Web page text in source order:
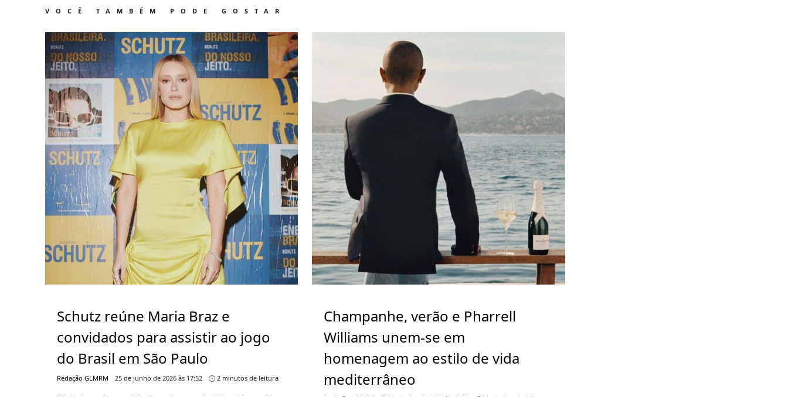
VOCÊ TAMBÉM PODE GOSTAR
Schutz reúne Maria Braz e
convidados para assistir ao jogo
do Brasil em São Paulo
Redação GLMRM 25 de junho de 2026 às 17:52 2 minutos de leitura
Champanhe, verão e Pharrell
Williams unem-se em
homenagem ao estilo de vida
mediterrâneo